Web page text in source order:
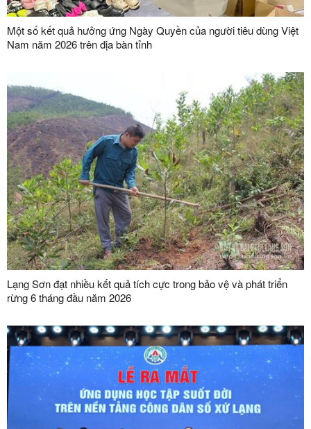
Một số kết quả hưởng ứng Ngày Quyền của người tiêu dùng Việt
Nam năm 2026 trên địa bàn tỉnh
Lạng Sơn đạt nhiều kết quả tích cực trong bảo vệ và phát triển
rừng 6 tháng đầu năm 2026